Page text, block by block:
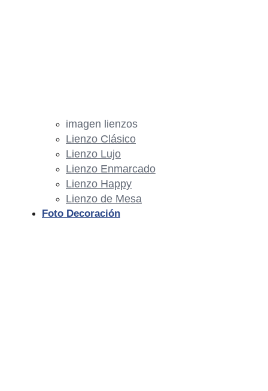
imagen lienzos
Lienzo Clásico
Lienzo Lujo
Lienzo Enmarcado
Lienzo Happy
Lienzo de Mesa
Foto Decoración